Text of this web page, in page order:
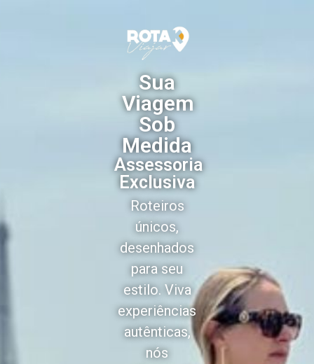
Sua
Viagem
Sob
Medida
Assessoria
Exclusiva
Roteiros
únicos,
desenhados
para seu
estilo. Viva
experiências
autênticas,
nós